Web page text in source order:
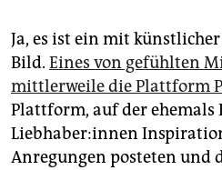
Ja, es ist ein mit
Bild. Eines von gefühlten
mittlerweile die Plattform
Plattform, auf der ehemals
Liebhaber:innen
Anregungen posteten und